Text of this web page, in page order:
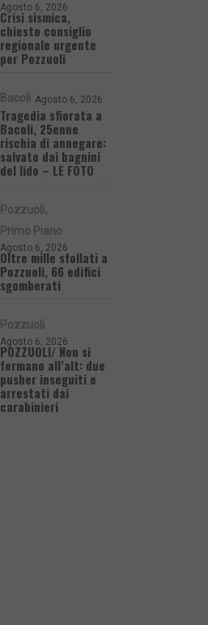
Agosto 6, 2026
Crisi sismica,
chiesto consiglio
regionale urgente
per Pozzuoli
Bacoli Agosto 6, 2026
Tragedia sfiorata a
Bacoli, 25enne
rischia di annegare:
salvato dai bagnini
del lido – LE FOTO
Pozzuoli
Primo Piano
Agosto 6, 2026
Oltre mille sfollati a
Pozzuoli, 66 edifici
sgomberati
Pozzuoli
Agosto 6, 2026
POZZUOLI/ Non si
fermano all’alt: due
pusher inseguiti e
arrestati dai
carabinieri